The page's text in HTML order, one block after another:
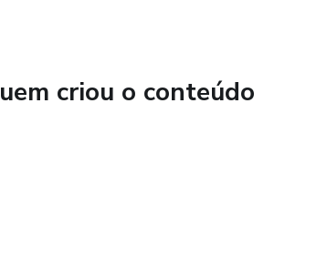
criou o conteúdo